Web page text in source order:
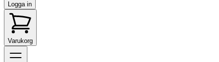
Logga in
Varukorg